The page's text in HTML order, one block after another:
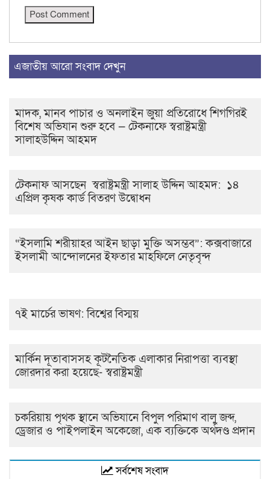
এজাতীয় আরো সংবাদ দেখুন
মাদক, মানব পাচার ও অনলাইন জুয়া প্রতিরোধে শিগগিরই
বিশেষ অভিযান শুরু হবে — টেকনাফে স্বরাষ্ট্রমন্ত্রী
সালাহউদ্দিন আহমদ
টেকনাফ আসছেন স্বরাষ্ট্রমন্ত্রী সালাহ উদ্দিন আহমদ: ১৪
এপ্রিল কৃষক কার্ড বিতরণ উদ্বোধন
“ইসলামি শরীয়াহর আইন ছাড়া মুক্তি অসম্ভব”: কক্সবাজারে
ইসলামী আন্দোলনের ইফতার মাহফিলে নেতৃবৃন্দ
৭ই মার্চের ভাষণ: বিশ্বের বিস্ময়
মার্কিন দূতাবাসসহ কূটনৈতিক এলাকার নিরাপত্তা ব্যবস্থা
জোরদার করা হয়েছে- স্বরাষ্ট্রমন্ত্রী
চকরিয়ায় পৃথক স্থানে অভিযানে বিপুল পরিমাণ বালু জব্দ,
ড্রেজার ও পাইপলাইন অকেজো, এক ব্যক্তিকে অর্থদণ্ড প্রদান
সর্বশেষ সংবাদ